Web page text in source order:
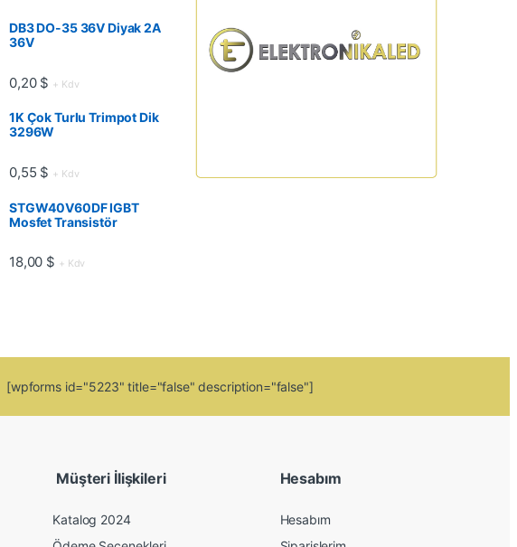
DB3 DO-35 36V Diyak 2A
36V
0,20 $ + Kdv
1K Çok Turlu Trimpot Dik
3296W
0,55 $ + Kdv
STGW40V60DF IGBT
Mosfet Transistör
18,00 $ + Kdv
[wpforms id="5223" title="false" description="false"]
Müşteri İlişkileri
Katalog 2024
Hesabım
Hesabım